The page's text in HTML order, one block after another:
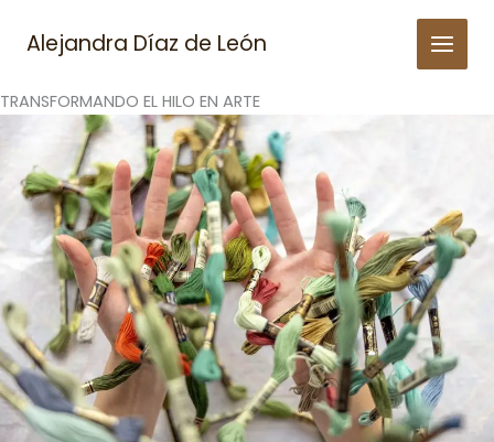
Alejandra Díaz de León
TRANSFORMANDO EL HILO EN ARTE